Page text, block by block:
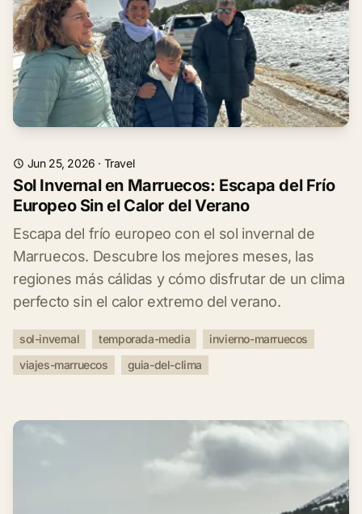
Jun 25, 2026 · Travel
Sol Invernal en Marruecos: Escapa del Frío
Europeo Sin el Calor del Verano
Escapa del frío europeo con el sol invernal de
Marruecos. Descubre los mejores meses, las
regiones más cálidas y cómo disfrutar de un clima
perfecto sin el calor extremo del verano.
sol-invernal temporada-media
invierno-marruecos
viajes-marruecos
guia-del-clima